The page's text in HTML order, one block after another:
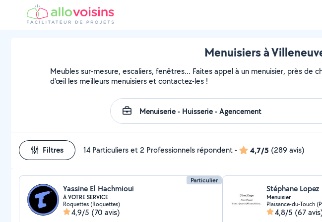
Menuisiers à
Meubles sur-mesure, escaliers, fenêtres... Faites appel à un menuisier, près de
d'œil les meilleurs menuisiers et contactez-les !
Filtres 14 Particuliers et 2 Professionnels répondent- 4,7/5 (289 avis)
Particulier
Yassine El Hachmioui
À VOTRE SERVICE
Roquettes (Roquettes)
4,9/5 (70 avis)
Menuisier
Plaisance-du-Touch
4,8/5 (67